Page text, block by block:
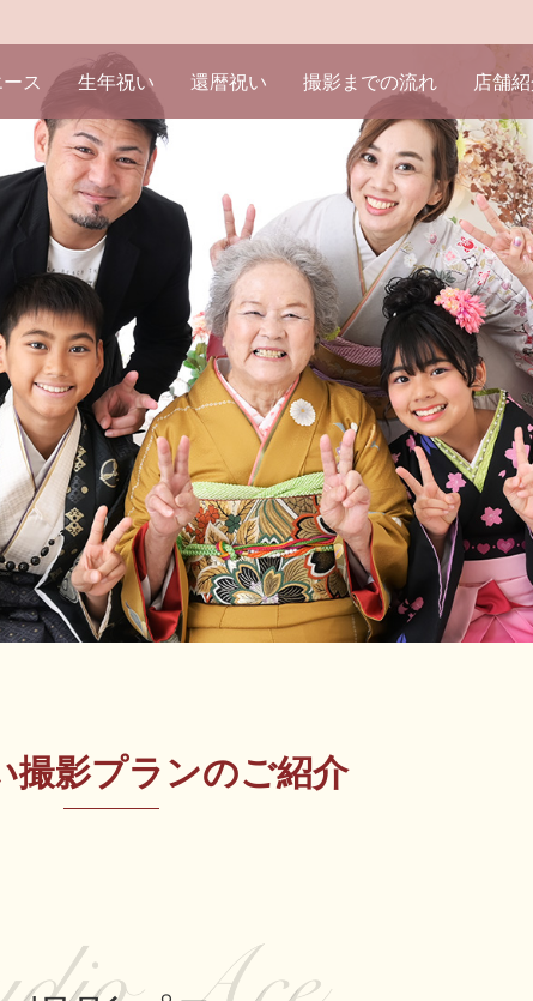
ス 生年祝い 還暦祝い 撮影までの流れ 店舗
撮影プランのご紹介